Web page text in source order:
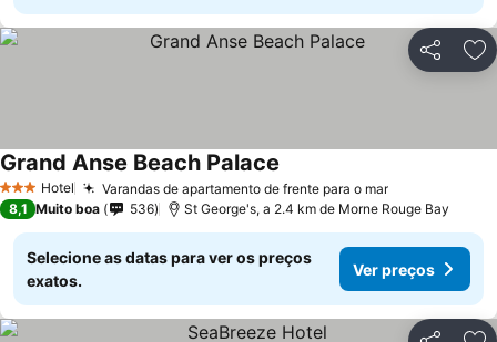
Partilhar
3 EstrelasHotel Varandas de apartamento de frente para o mar
Grand Anse Beach Palace
8,1 Muito boa 536 St George's, a 2.4 km de Morne Rouge Bay
Selecione as datas para ver os preços
exatos.
Ver preços